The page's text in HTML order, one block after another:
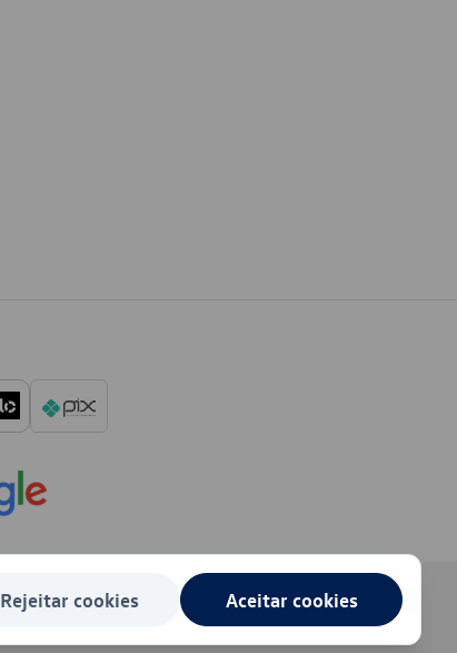
Rejeitar cookies Aceitar cookies